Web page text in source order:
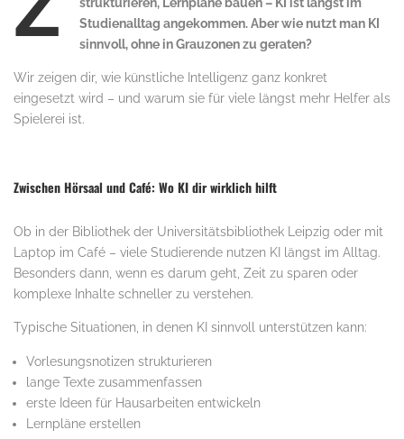
Studienalltag angekommen. Aber wie nutzt man KI
sinnvoll, ohne in Grauzonen zu geraten?
Wir zeigen dir, wie künstliche Intelligenz ganz konkret
eingesetzt wird – und warum sie für viele längst mehr Helfer als
Spielerei ist.
Zwischen Hörsaal und Café: Wo KI dir wirklich hilft
Ob in der Bibliothek der Universitätsbibliothek Leipzig oder mit
Laptop im Café – viele Studierende nutzen KI längst im Alltag.
Besonders dann, wenn es darum geht, Zeit zu sparen oder
komplexe Inhalte schneller zu verstehen.
Typische Situationen, in denen KI sinnvoll unterstützen kann:
Vorlesungsnotizen strukturieren
lange Texte zusammenfassen
erste Ideen für Hausarbeiten entwickeln
Lernpläne erstellen